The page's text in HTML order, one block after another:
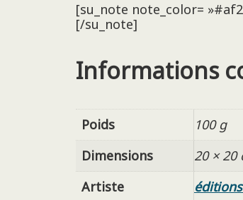
[su_note note_color=
[/su_note]
Informations
Poids
100 g
Dimensions
20 × 20
Artiste